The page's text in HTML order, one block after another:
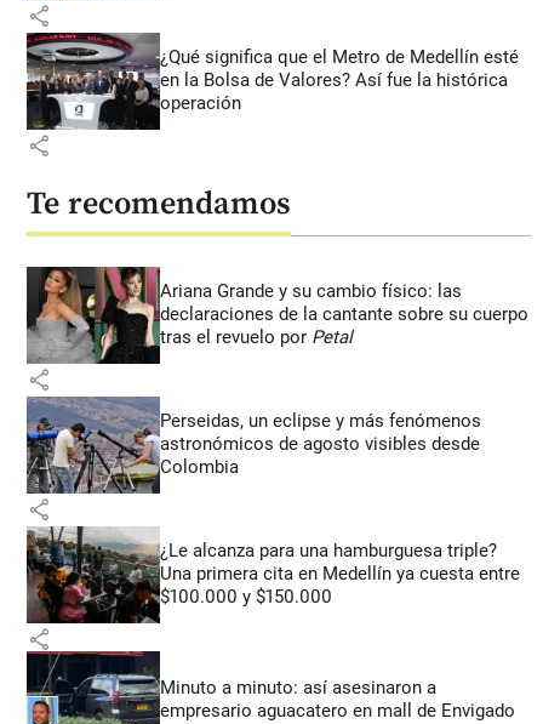
share
¿Qué significa que el Metro de Medellín esté
en la Bolsa de Valores? Así fue la histórica
operación
share
Te recomendamos
Ariana Grande y su cambio físico: las
declaraciones de la cantante sobre su cuerpo
tras el revuelo por Petal
share
Perseidas, un eclipse y más fenómenos
astronómicos de agosto visibles desde
Colombia
share
¿Le alcanza para una hamburguesa triple?
Una primera cita en Medellín ya cuesta entre
$100.000 y $150.000
share
Minuto a minuto: así asesinaron a
empresario aguacatero en mall de Envigado